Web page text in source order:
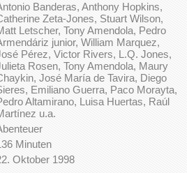
Banderas, Anthony Hopkins,
Zeta-Jones, Stuart Wilson,
Letscher, Tony Amendola, Pedro
junior, William Marquez,
Pérez, Victor Rivers, L.Q. Jones,
Rosen, Tony Amendola, Maury
José María de Tavira, Diego
Emiliano Guerra, Paco Morayta,
Altamirano, Luisa Huertas, Raúl
u.a.
Minuten
Oktober 1998